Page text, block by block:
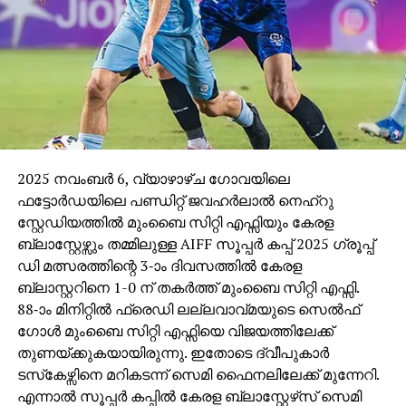
ഇസ്രാഈലിനെ സസ്‌പെന്‍ഡ് ചെയ്യണമെന്ന്
യുഎന്‍ വിദഗ്ധര്‍ ഫിഫയോടും യുവേഫയോടും
അഭ്യര്‍ത്ഥിച്ചതിന് ശേഷമാണ് ഈ അഭ്യര്‍ത്ഥനകള്‍
2025 നവംബര്‍ 6, വ്യാഴാഴ്ച ഗോവയിലെ
ഫട്ടോര്‍ഡയിലെ പണ്ഡിറ്റ് ജവഹര്‍ലാല്‍ നെഹ്റു
സ്റ്റേഡിയത്തില്‍ മുംബൈ സിറ്റി എഫ്സിയും കേരള
ബ്ലാസ്റ്റേഴ്സും തമ്മിലുള്ള AIFF സൂപ്പര്‍ കപ്പ് 2025 ഗ്രൂപ്പ്
ഡി മത്സരത്തിന്റെ 3-ാം ദിവസത്തില്‍ കേരള
ബ്ലാസ്റ്ററിനെ 1-0 ന് തകര്‍ത്ത് മുംബൈ സിറ്റി എഫ്സി.
88-ാം മിനിറ്റില്‍ ഫ്രെഡി ലല്ലവാവ്മയുടെ സെല്‍ഫ്
ഗോള്‍ മുംബൈ സിറ്റി എഫ്സിയെ വിജയത്തിലേക്ക്
തുണയ്ക്കുകയായിരുന്നു. ഇതോടെ ദ്വീപുകാര്‍
ടസ്‌കേഴ്സിനെ മറികടന്ന് സെമി ഫൈനലിലേക്ക് മുന്നേറി.
എന്നാല്‍ സൂപ്പര്‍ കപ്പില്‍ കേരള ബ്ലാസ്റ്റേഴ്‌സ് സെമി